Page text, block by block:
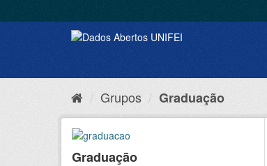
Grupos Graduação
Graduação